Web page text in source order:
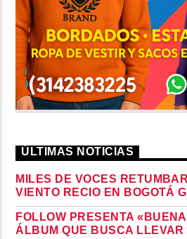
ÚLTIMAS NOTICIAS
MILES DE VOCES
VIENTO RECIO EN BOGOTÁ
FOLLOW PRESENTA
ÁLBUM QUE BUSCA LLEVAR